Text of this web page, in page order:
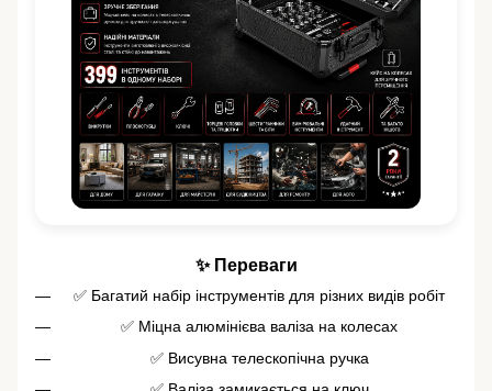
✨ Переваги
✅ Багатий набір інструментів для різних видів робіт
✅ Міцна алюмінієва валіза на колесах
✅ Висувна телескопічна ручка